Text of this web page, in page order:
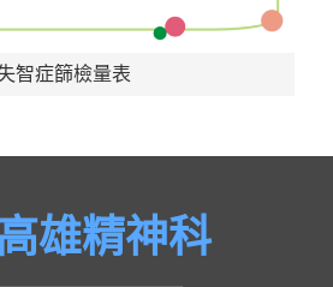
智症篩檢量表
雄精神科